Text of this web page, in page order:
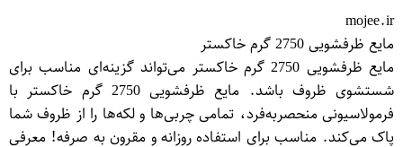
mojee.ir
مایع ظرفشویی 2750 گرم خاکستر
مایع ظرفشویی 2750 گرم خاکستر می‌تواند گزینه‌ای مناسب برای
شستشوی ظروف باشد. مایع ظرفشویی 2750 گرم خاکستر با
فرمولاسیونی منحصر‌به‌فرد، تمامی چربی‌ها و لکه‌ها را از ظروف شما
پاک می‌کند. مناسب برای استفاده روزانه و مقرون به صرفه! معرفی